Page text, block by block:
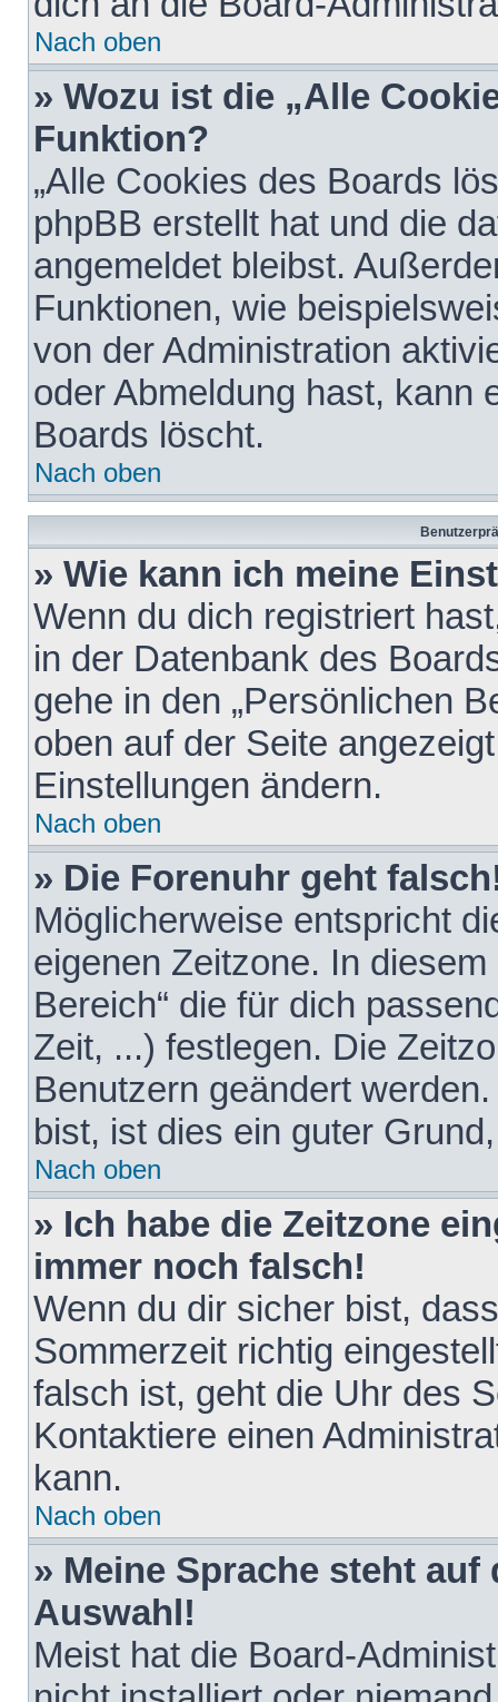
Nach oben
» Wozu ist die „Alle
Funktion?
„Alle Cookies des Boards
phpBB erstellt hat und die
angemeldet bleibst.
Funktionen, wie
von der Administration
oder Abmeldung hast, kann
Boards löscht.
Nach oben
» Wie kann ich meine
Wenn du dich registriert
in der Datenbank des
gehe in den „Persönlichen
oben auf der Seite
Einstellungen ändern.
Nach oben
» Die Forenuhr geht
Möglicherweise entspricht
eigenen Zeitzone. In
Bereich“ die für dich
Zeit, ...) festlegen. Die
Benutzern geändert
bist, ist dies ein guter
Nach oben
» Ich habe die Zeitzone
immer noch falsch!
Wenn du dir sicher bist,
Sommerzeit richtig
falsch ist, geht die Uhr des
Kontaktiere einen
kann.
Nach oben
» Meine Sprache steht
Auswahl!
Meist hat die Board-